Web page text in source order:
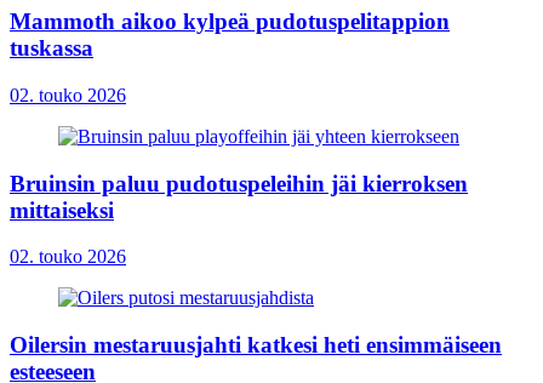
Mammoth aikoo kylpeä pudotuspelitappion
tuskassa
02. touko 2026
Bruinsin paluu pudotuspeleihin jäi kierroksen
mittaiseksi
02. touko 2026
Oilersin mestaruusjahti katkesi heti ensimmäiseen
esteeseen